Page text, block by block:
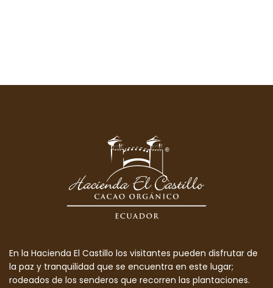
En la Hacienda El Castillo los visitantes pueden disfrutar de
la paz y tranquilidad que se encuentra en este lugar;
rodeados de los senderos que recorren las plantaciones.